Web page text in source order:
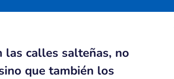
las calles salteñas, no
que también los